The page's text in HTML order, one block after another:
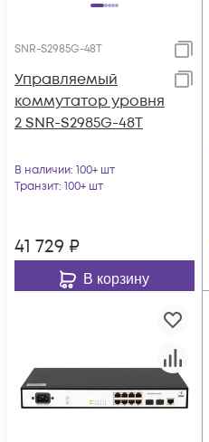
SNR-S2985G-48T
Управляемый
коммутатор уровня
2 SNR-S2985G-48T
В наличии: 100+ шт
Транзит: 100+ шт
41 729 ₽
В корзину